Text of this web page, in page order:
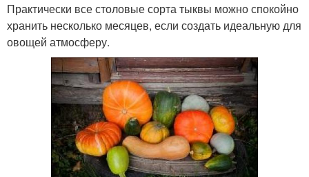
Практически все столовые сорта тыквы можно спокойно
хранить несколько месяцев, если создать идеальную для
овощей атмосферу.